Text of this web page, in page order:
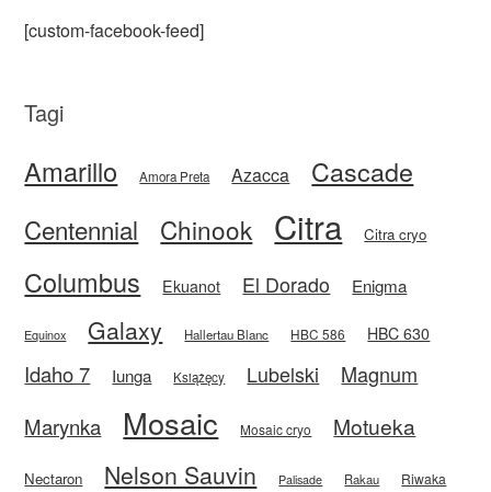
[custom-facebook-feed]
Tagi
Amarillo Amora Preta Azacca Cascade
Centennial Chinook Citra Citra cryo
Columbus Ekuanot El Dorado Enigma
Equinox Galaxy Hallertau Blanc HBC 586 HBC 630
Idaho 7 Iunga Książęcy Lubelski
Magnum
Marynka
Mosaic Mosaic cryo Motueka
Nectaron Nelson Sauvin Palisade Rakau Riwaka